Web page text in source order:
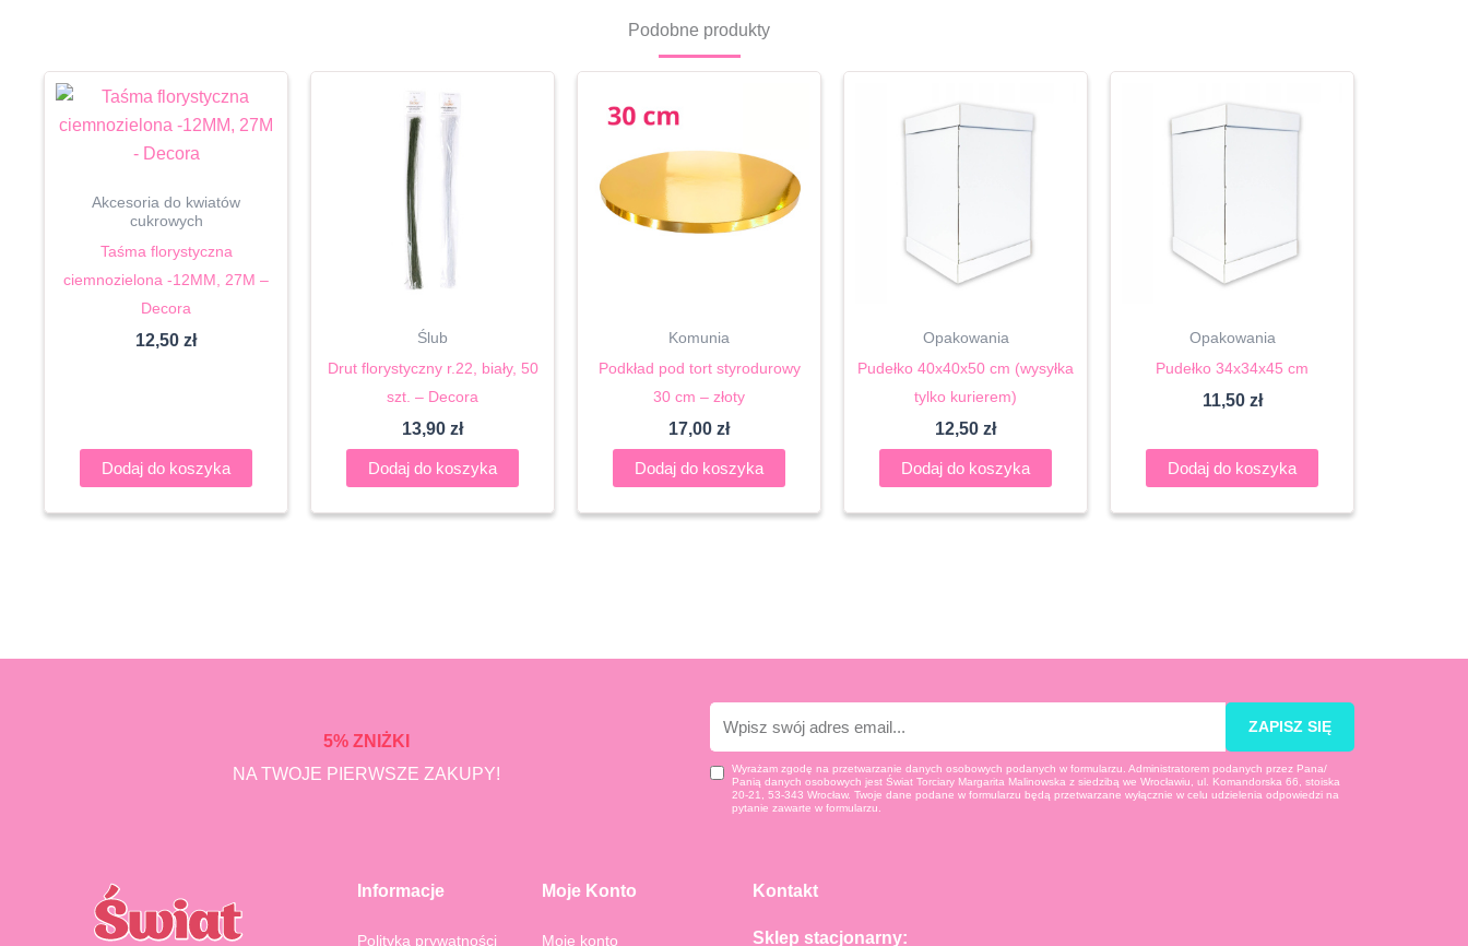
Podobne produkty
Akcesoria do kwiatów
cukrowych
Taśma florystyczna
ciemnozielona -12MM, 27M –
Decora
12,50 zł
Dodaj do koszyka
Ślub
Drut florystyczny r.22, biały, 50
szt. – Decora
13,90 zł
Dodaj do koszyka
Komunia
Podkład pod tort styrodurowy
30 cm – złoty
17,00 zł
Dodaj do koszyka
Opakowania
Pudełko 40x40x50 cm (wysyłka
tylko kurierem)
12,50 zł
Dodaj do koszyka
Opakowania
Pudełko 34x34x45 cm
11,50 zł
Dodaj do koszyka
5% ZNIŻKI
NA TWOJE PIERWSZE ZAKUPY!
mail
Wyrażam zgodę na przetwarzanie danych osobowych podanych w formularzu. Administratorem podanych przez Pana/
Panią danych osobowych jest Świat Torciary Margarita Malinowska z siedzibą we Wrocławiu, ul. Komandorska 66, stoiska
20-21, 53-343 Wrocław. Twoje dane podane w formularzu będą przetwarzane wyłącznie w celu udzielenia odpowiedzi na
pytanie zawarte w formularzu.
ZAPISZ SIĘ
Informacje
Polityka prywatności
Moje Konto
Moje konto
Kontakt
Sklep stacjonarny: